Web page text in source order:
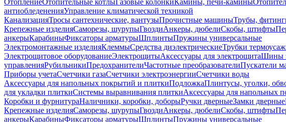
ОтоплениеОтопительные котлыГазовые колонкиКамины, печи-камины
антиобледененияУправление климатической техникой
КанализацияТросы сантехнические, вантузыПрочистные машиныТрубы,
Крепежные изделияСаморезы, шурупыГвоздиАнкеры, дюбелиСкобы, штифты
анкерыКарабиныФиксаторы арматурыШплинтыПружины универсальные
Электромонтажные изделияКлеммыСредства диэлектрическиеТрубки
Электрощитовое оборудованиеЭлектрощитыАксессуары для электрощитаШины
управленияРубильникиПредохранителиЧастотные преобразователиПускатели
Приборы учетаСчетчики газаСчетчики электроэнергииСчетчики воды
Аксессуары для напольных покрытий и плиткиПодложкаПлинтусы, уголки,
для укладки плиткиСистемы выравнивания плиткиАксессуары для напольных
Коробки и фурнитураНаличники, коробки, доборыРучки дверныеЗамки дверные
Крепежные изделияСаморезы, шурупыГвоздиАнкеры, дюбелиСкобы, штифты
анкерыКарабиныФиксаторы арматурыШплинтыПружины универсальные